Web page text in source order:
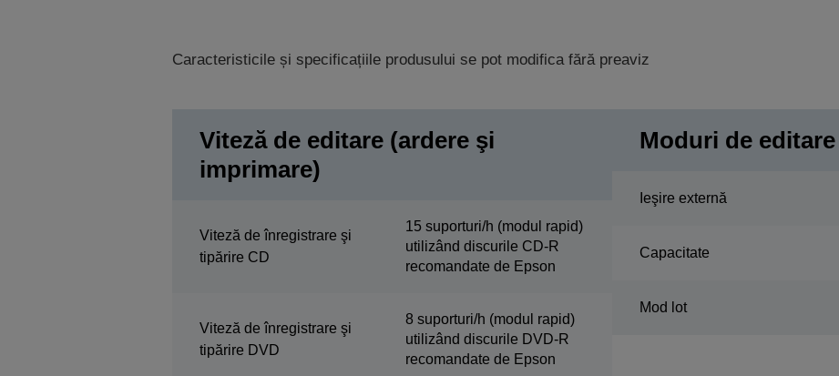
Caracteristicile și specificațiile produsului se pot modifica fără preaviz
Viteză de editare (ardere şi
imprimare)
Viteză de înregistrare şi
tipărire CD
15 suporturi/h (modul rapid)
utilizând discurile CD-R
recomandate de Epson
Viteză de înregistrare şi
tipărire DVD
8 suporturi/h (modul rapid)
utilizând discurile DVD-R
recomandate de Epson
Moduri de
Ieşire externă
Capacitate
Mod lot